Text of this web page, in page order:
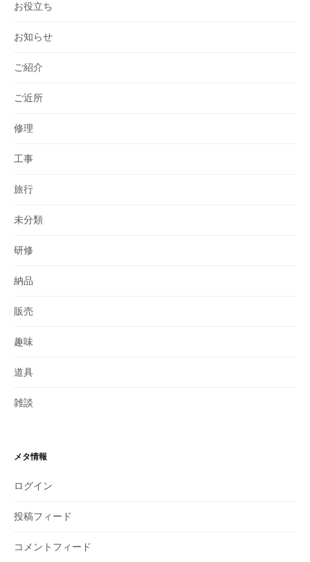
お役立ち
お知らせ
ご紹介
ご近所
修理
工事
旅行
未分類
研修
納品
販売
趣味
道具
雑談
メタ情報
ログイン
投稿フィード
コメントフィード